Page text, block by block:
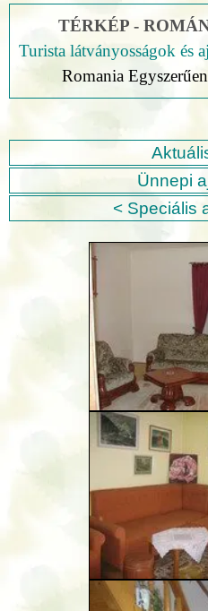
TÉRKÉP -
Turista látványosságok és
Romania
Ünnepi
< Speciális